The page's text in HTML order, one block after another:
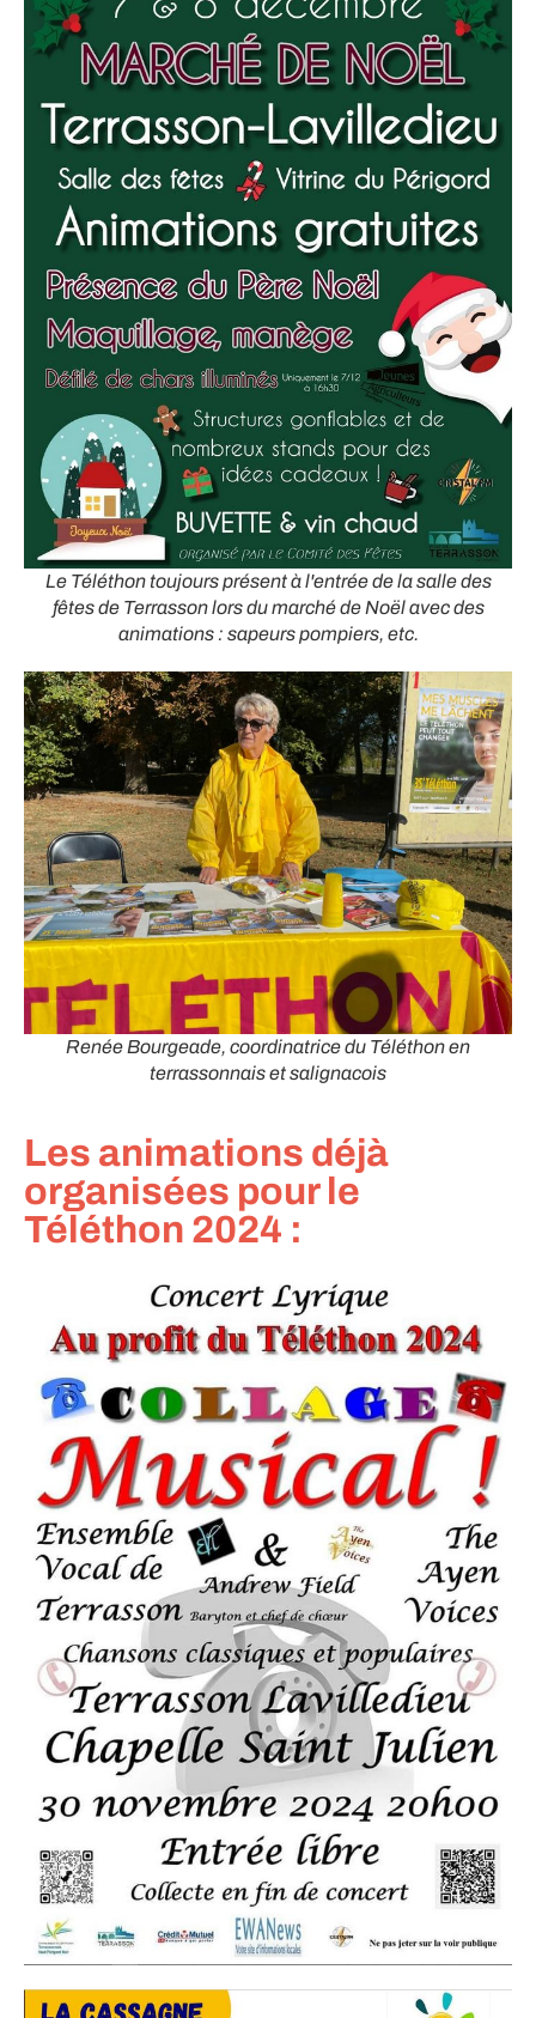
Le Téléthon toujours présent à l'entrée de la salle des
fêtes de Terrasson lors du marché de Noël avec des
animations : sapeurs pompiers, etc.
Renée Bourgeade, coordinatrice du Téléthon en
terrassonnais et salignacois
Les animations déjà
organisées pour le
Téléthon 2024 :